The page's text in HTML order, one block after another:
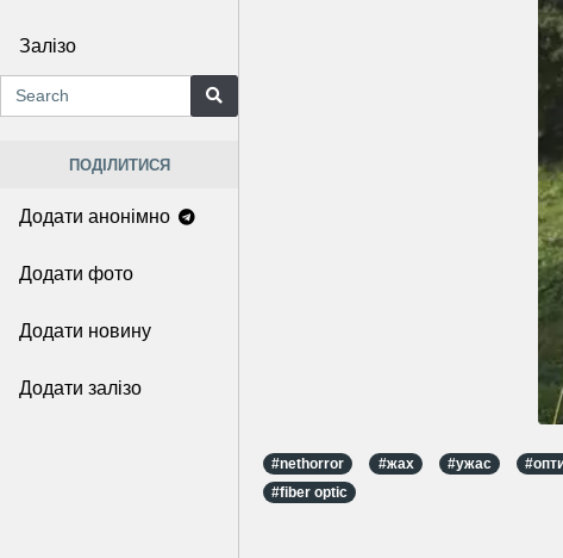
Залізо
ПОДІЛИТИСЯ
Додати анонімно
Додати фото
Додати новину
Додати залізо
#nethorror #жах #ужас
#fiber optic